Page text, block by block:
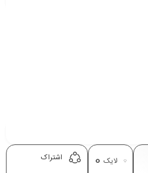
لایک 0 اشتراک